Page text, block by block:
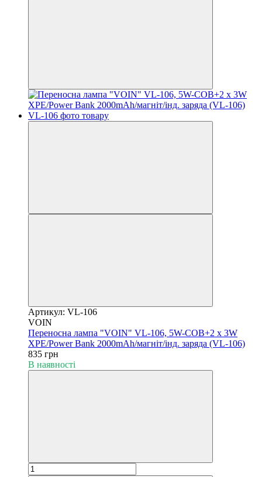
Артикул: VL-106
VOIN
Переносна лампа "VOIN" VL-106, 5W-COB+2 х 3W
XPE/Power Bank 2000mAh/магніт/інд. заряда (VL-106)
835 грн
В наявності